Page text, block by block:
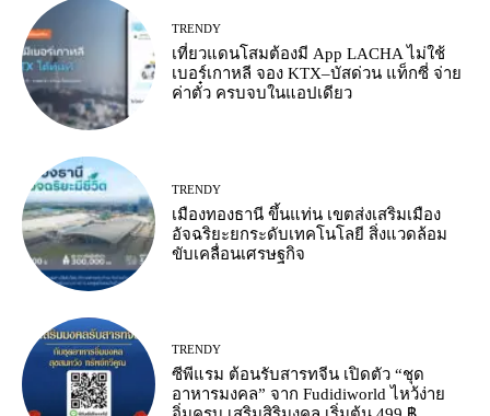
TRENDY
เที่ยวแดนโสมต้องมี App LACHA ไม่ใช้
เบอร์เกาหลี จอง KTX–บัสด่วน แท็กซี่ จ่าย
ค่าตั๋ว ครบจบในแอปเดียว
TRENDY
เมืองทองธานี ขึ้นแท่น เขตส่งเสริมเมือง
อัจฉริยะยกระดับเทคโนโลยี สิ่งแวดล้อม
ขับเคลื่อนเศรษฐกิจ
TRENDY
ซีพีแรม ต้อนรับสารทจีน เปิดตัว “ชุด
อาหารมงคล” จาก Fudidiworld ไหว้ง่าย